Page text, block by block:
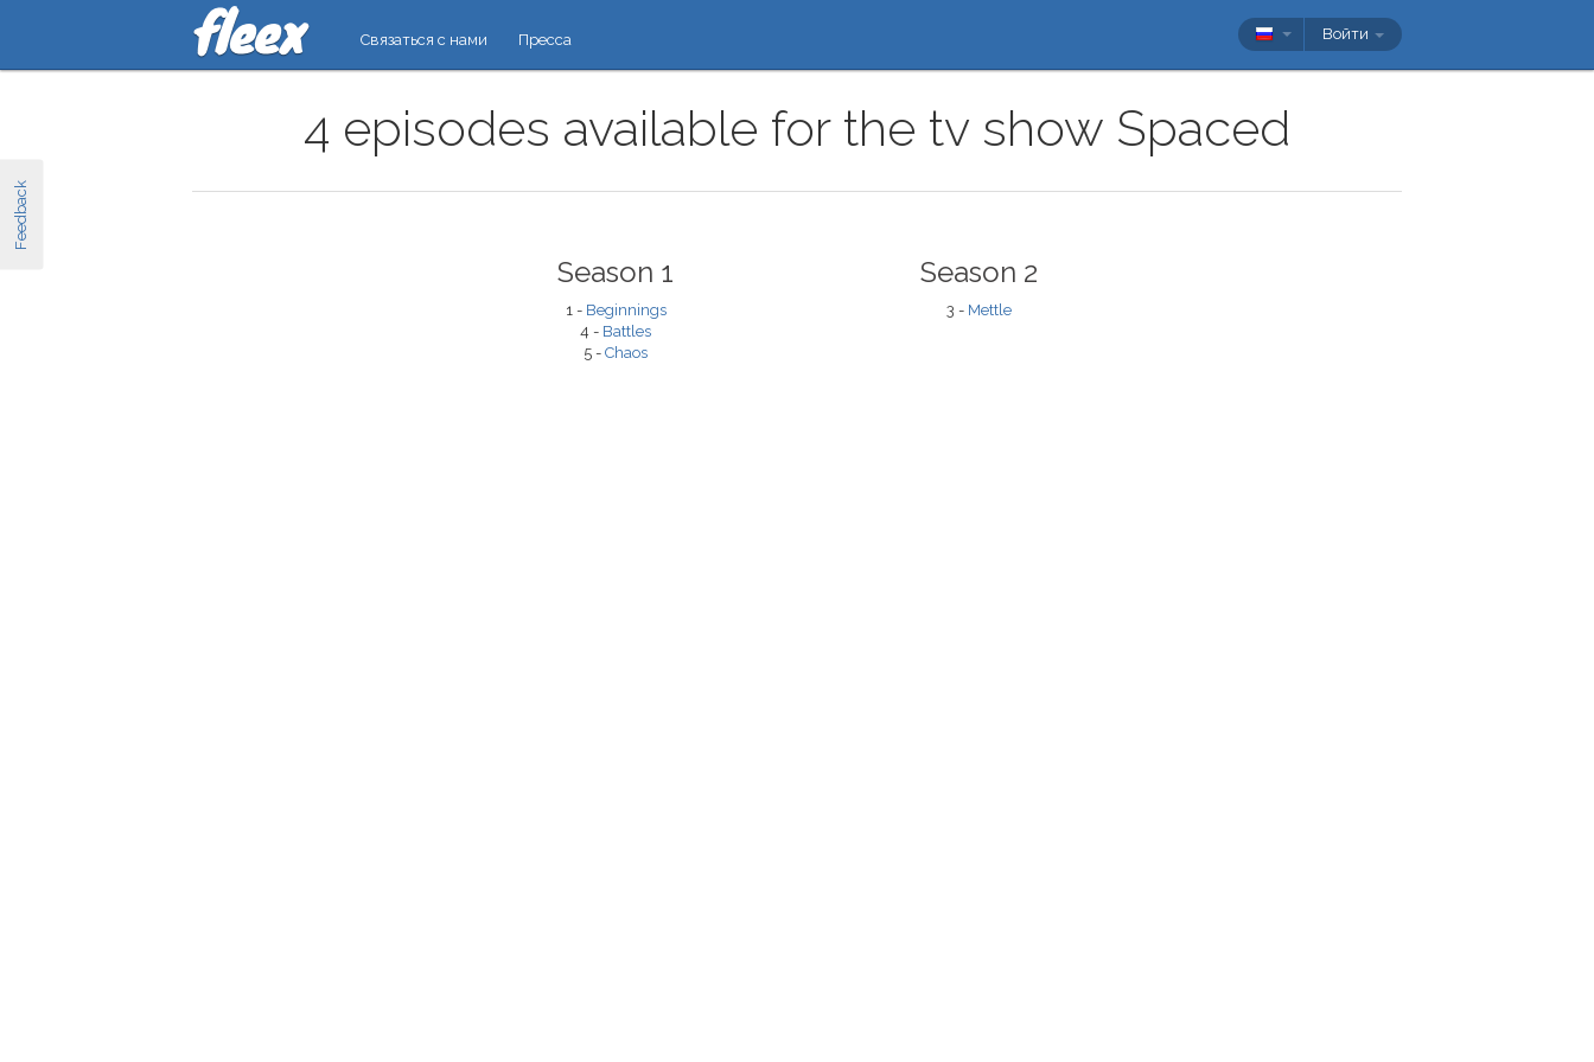
Feedback
Связаться с нами Пресса Войти
4 episodes available for the tv show Spaced
Season 1
1 - Beginnings
4 - Battles
5 - Chaos
Season 2
3 - Mettle